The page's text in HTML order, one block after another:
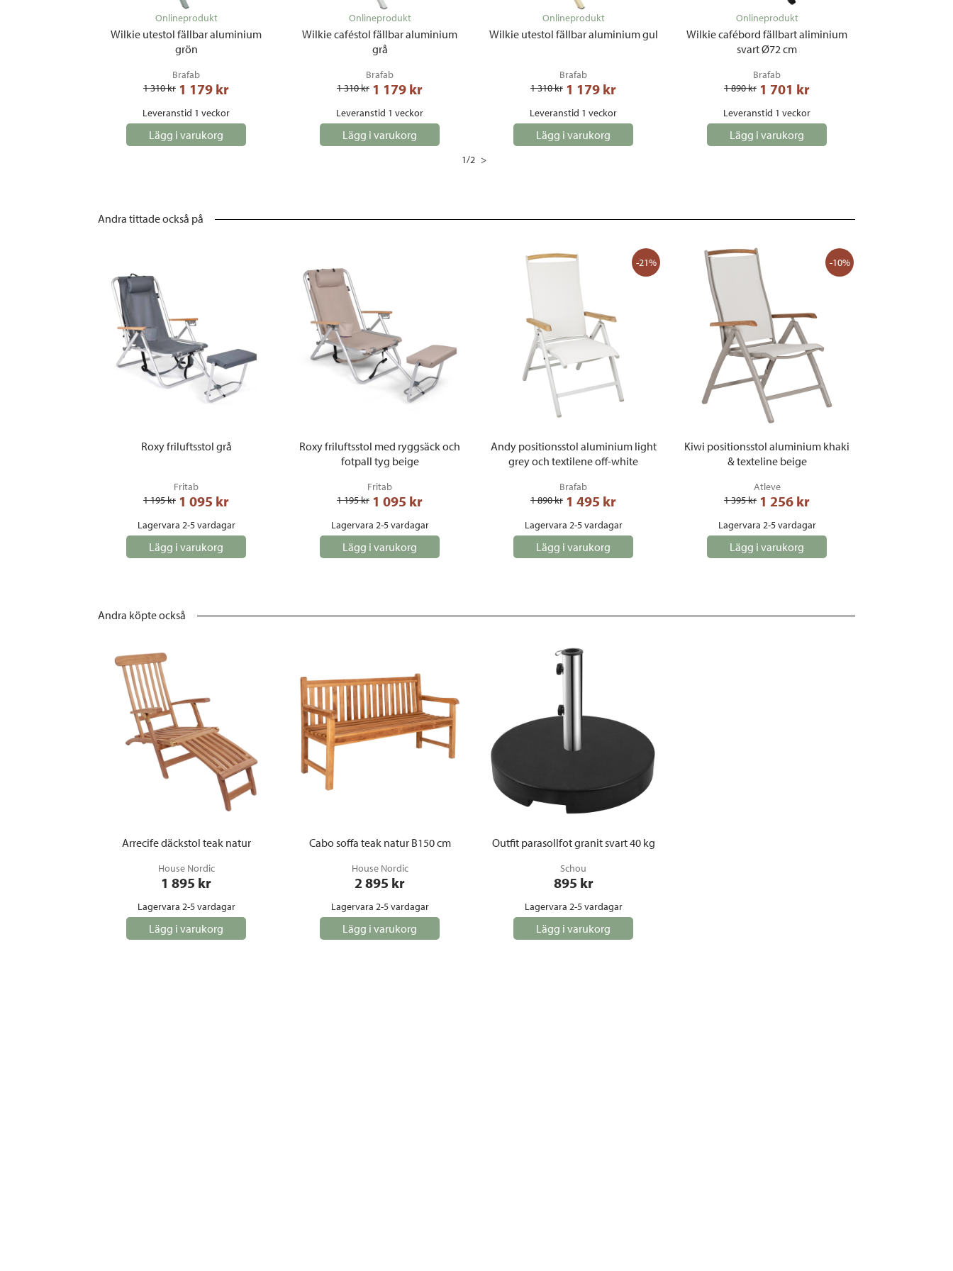
Wilkie utestol fällbar aluminium
grön
Onlineprodukt
Brafab
1 310 kr 1 179 kr
Leveranstid 1 veckor
Lägg i varukorg
Wilkie caféstol fällbar aluminium
grå
Onlineprodukt
Brafab
1 310 kr 1 179 kr
Leveranstid 1 veckor
Lägg i varukorg
Wilkie utestol fällbar aluminium gul
Onlineprodukt
Brafab
1 310 kr 1 179 kr
Leveranstid 1 veckor
Lägg i varukorg
Wilkie cafébord fällbart aliminium
svart Ø72 cm
Onlineprodukt
Brafab
1 890 kr 1 701 kr
Leveranstid 1 veckor
Lägg i varukorg
1/2 >
Andra tittade också på
Roxy friluftsstol grå
Fritab
1 195 kr 1 095 kr
Lagervara 2-5 vardagar
Lägg i varukorg
Roxy friluftsstol med ryggsäck och
fotpall tyg beige
Fritab
1 195 kr 1 095 kr
Lagervara 2-5 vardagar
Lägg i varukorg
-21%
Andy positionsstol aluminium light
grey och textilene off-white
Brafab
1 890 kr 1 495 kr
Lagervara 2-5 vardagar
Lägg i varukorg
-10%
Kiwi positionsstol aluminium khaki
& texteline beige
Atleve
1 395 kr 1 256 kr
Lagervara 2-5 vardagar
Lägg i varukorg
Andra köpte också
Arrecife däckstol teak natur
House Nordic
1 895 kr
Lagervara 2-5 vardagar
Lägg i varukorg
Cabo soffa teak natur B150 cm
House Nordic
2 895 kr
Lagervara 2-5 vardagar
Lägg i varukorg
Outfit parasollfot granit svart 40 kg
Schou
895 kr
Lagervara 2-5 vardagar
Lägg i varukorg